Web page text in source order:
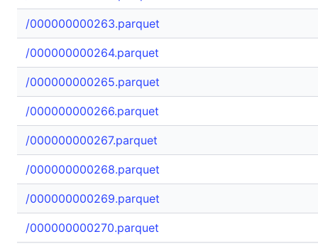
/000000000263.parquet
/000000000264.parquet
/000000000265.parquet
/000000000266.parquet
/000000000267.parquet
/000000000268.parquet
/000000000269.parquet
/000000000270.parquet